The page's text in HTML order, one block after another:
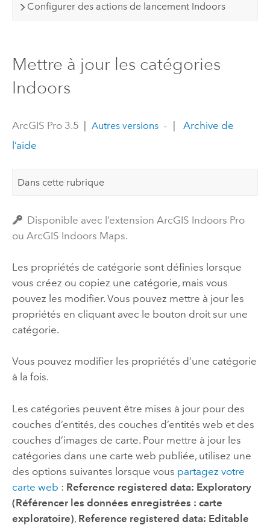
Configurer des actions de lancement Indoors
Mettre à jour les catégories
Indoors
ArcGIS Pro 3.5 Autres versions
Archive de
l’aide
Dans cette rubrique
Disponible avec l’extension ArcGIS Indoors Pro
ou ArcGIS Indoors Maps.
Les propriétés de catégorie sont définies lorsque
vous créez ou copiez une catégorie, mais vous
pouvez les modifier. Vous pouvez mettre à jour les
propriétés en cliquant avec le bouton droit sur une
catégorie.
Vous pouvez modifier les propriétés d’une catégorie
à la fois.
Les catégories peuvent être mises à jour pour des
couches d’entités, des couches d’entités web et des
couches d’images de carte. Pour mettre à jour les
catégories dans une carte web publiée, utilisez une
des options suivantes lorsque vous partagez votre
carte web : Reference registered data: Exploratory
(Référencer les données enregistrées : carte
exploratoire), Reference registered data: Editable